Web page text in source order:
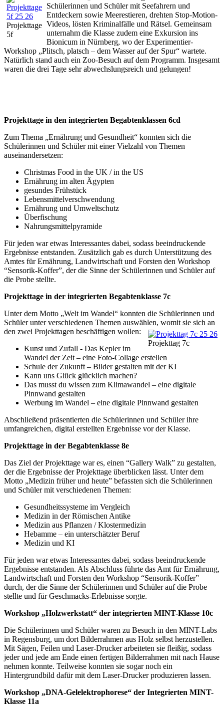
Projekttage
5f
Schülerinnen und Schüler mit Seefahrern und
Entdeckern sowie Meerestieren, drehten Stop-Motion-
Videos, lösten Kriminalfälle und Rätsel. Gemeinsam
unternahm die Klasse zudem eine Exkursion ins
Bionicum in Nürnberg, wo der Experimentier-
Workshop „Plitsch, platsch – dem Wasser auf der Spur“ wartete.
Natürlich stand auch ein Zoo-Besuch auf dem Programm. Insgesamt
waren die drei Tage sehr abwechslungsreich und gelungen!
Projekttage in den integrierten Begabtenklassen 6cd
Zum Thema „Ernährung und Gesundheit“ konnten sich die
Schülerinnen und Schüler mit einer Vielzahl von Themen
auseinandersetzen:
Christmas Food in the UK / in the US
Ernährung im alten Ägypten
gesundes Frühstück
Lebensmittelverschwendung
Ernährung und Umweltschutz
Überfischung
Nahrungsmittelpyramide
Für jeden war etwas Interessantes dabei, sodass beeindruckende
Ergebnisse entstanden. Zusätzlich gab es durch Unterstützung des
Amtes für Ernährung, Landwirtschaft und Forsten den Workshop
“Sensorik-Koffer”, der die Sinne der Schülerinnen und Schüler auf
die Probe stellte.
Projekttage in der integrierten Begabtenklasse 7c
Unter dem Motto „Welt im Wandel“ konnten die Schülerinnen und
Schüler unter verschiedenen Themen auswählen, womit sie sich an
den zwei Projekttagen beschäftigen wollen:
Projekttag 7c
Kunst und Zufall - Das Kepler im
Wandel der Zeit – eine Foto-Collage erstellen
Schule der Zukunft – Bilder gestalten mit der KI
Kann uns Glück glücklich machen?
Das musst du wissen zum Klimawandel – eine digitale
Pinnwand gestalten
Werbung im Wandel – eine digitale Pinnwand gestalten
Abschließend präsentierten die Schülerinnen und Schüler ihre
umfangreichen, digital erstellten Ergebnisse vor der Klasse.
Projekttage in der Begabtenklasse 8e
Das Ziel der Projekttage war es, einen “Gallery Walk” zu gestalten,
der die Ergebnisse der Projekttage überblicken lässt. Unter dem
Motto „Medizin früher und heute” befassten sich die Schülerinnen
und Schüler mit verschiedenen Themen:
Gesundheitssysteme im Vergleich
Medizin in der Römischen Antike
Medizin aus Pflanzen / Klostermedizin
Hebamme – ein unterschätzter Beruf
Medizin und KI
Für jeden war etwas Interessantes dabei, sodass beeindruckende
Ergebnisse entstanden. Als Abschluss führte das Amt für Ernährung,
Landwirtschaft und Forsten den Workshop “Sensorik-Koffer”
durch, der die Sinne der Schülerinnen und Schüler auf die Probe
stellte und für Geschmacks-Erlebnisse sorgte.
Workshop „Holzwerkstatt“ der integrierten MINT-Klasse 10c
Die Schülerinnen und Schüler waren zu Besuch in den MINT-Labs
in Regensburg, um dort Bilderrahmen aus Holz selbst herzustellen.
Mit Sägen, Feilen und Laser-Drucker arbeiteten sie fleißig, sodass
jeder und jede am Ende einen fertigen Bilderrahmen mit nach Hause
nehmen konnte. Teilweise konnten sie sogar noch ein
Hintergrundbild dafür mit dem Laser-Drucker produzieren lassen.
Workshop „DNA-Gelelektrophorese“ der Integrierten MINT-
Klasse 11a